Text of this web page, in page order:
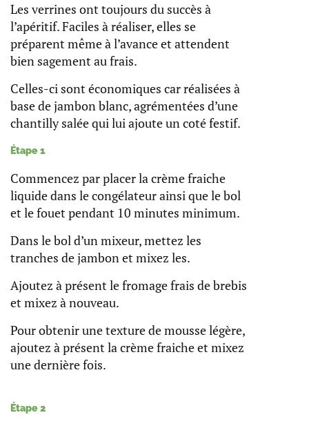
Les verrines ont toujours du succès à
l’apéritif. Faciles à réaliser, elles se
préparent même à l’avance et attendent
bien sagement au frais.
Celles-ci sont économiques car réalisées à
base de jambon blanc, agrémentées d’une
chantilly salée qui lui ajoute un coté festif.
Étape 1
Commencez par placer la crème fraiche
liquide dans le congélateur ainsi que le bol
et le fouet pendant 10 minutes minimum.
Dans le bol d’un mixeur, mettez les
tranches de jambon et mixez les.
Ajoutez à présent le fromage frais de brebis
et mixez à nouveau.
Pour obtenir une texture de mousse légère,
ajoutez à présent la crème fraiche et mixez
une dernière fois.
Étape 2